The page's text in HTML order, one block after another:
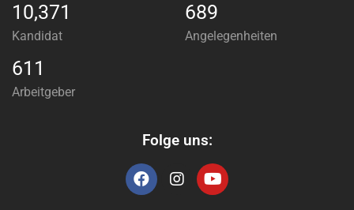
10,371
Kandidat
689
Angelegenheiten
611
Arbeitgeber
Folge uns: